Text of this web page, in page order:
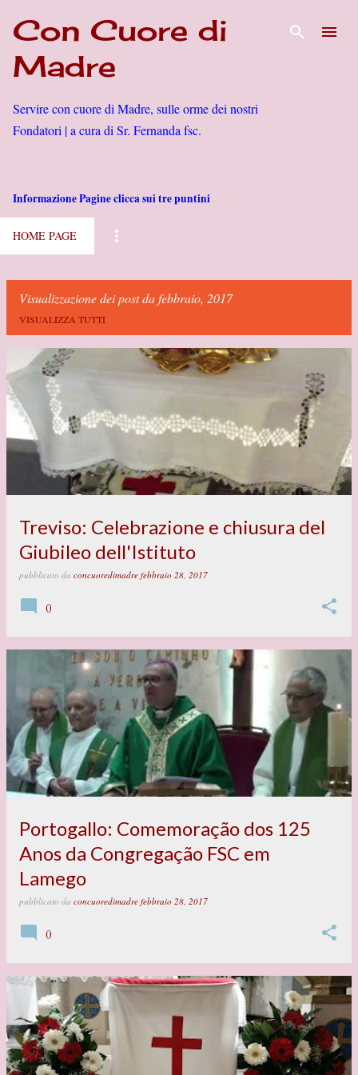
Passa ai contenuti principali
Con Cuore di
Madre
Servire con cuore di Madre, sulle orme dei nostri
Fondatori | a cura di Sr. Fernanda fsc.
Informazione Pagine clicca sui tre puntini
HOME PAGE
Visualizzazione dei post da febbraio, 2017
VISUALIZZA TUTTI
P
o
Treviso: Celebrazione e chiusura del
Giubileo dell'Istituto
pubblicato da concuoredimadre febbraio 28, 2017
0
Portogallo: Comemoração dos 125
Anos da Congregação FSC em
Lamego
pubblicato da concuoredimadre febbraio 28, 2017
0